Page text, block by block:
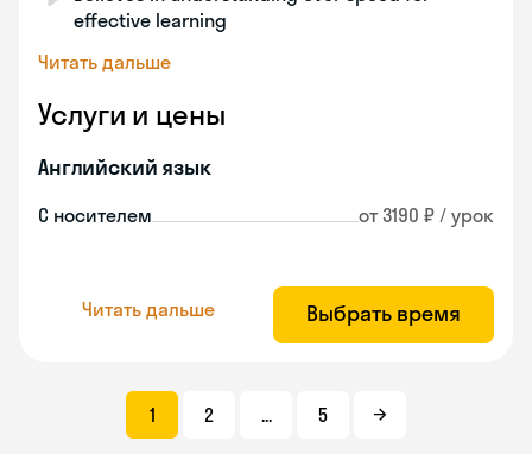
effective learning
Читать дальше
Услуги и цены
Английский язык
С носителем от 3190 ₽ / урок
Читать дальше Выбрать время
1 2 ... 5